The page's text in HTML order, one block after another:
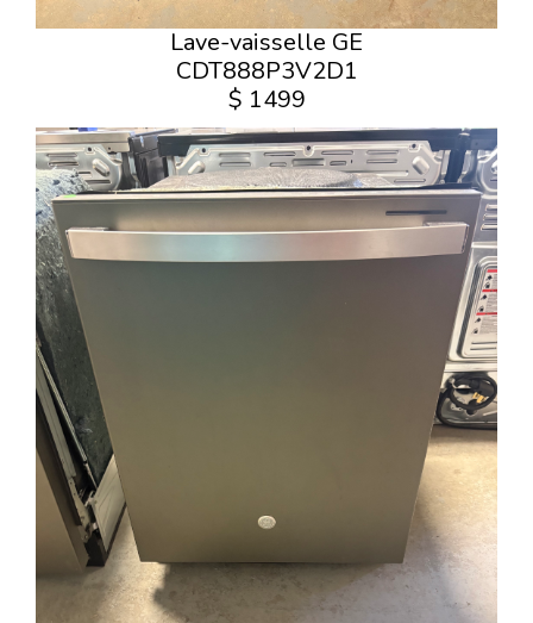
Lave-vaisselle GE
CDT888P3V2D1
$ 1499